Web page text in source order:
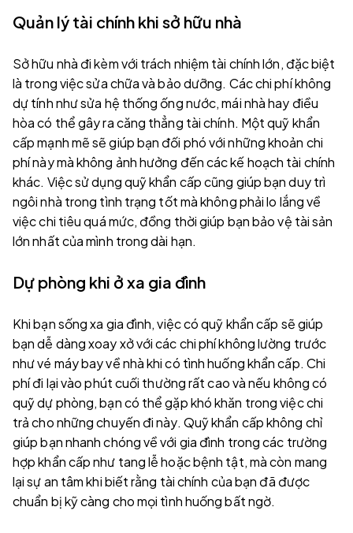
Quản lý tài chính khi sở hữu nhà
Sở hữu nhà đi kèm với trách nhiệm tài chính lớn, đặc biệt
là trong việc sửa chữa và bảo dưỡng. Các chi phí không
dự tính như sửa hệ thống ống nước, mái nhà hay điều
hòa có thể gây ra căng thẳng tài chính. Một quỹ khẩn
cấp mạnh mẽ sẽ giúp bạn đối phó với những khoản chi
phí này mà không ảnh hưởng đến các kế hoạch tài chính
khác. Việc sử dụng quỹ khẩn cấp cũng giúp bạn duy trì
ngôi nhà trong tình trạng tốt mà không phải lo lắng về
việc chi tiêu quá mức, đồng thời giúp bạn bảo vệ tài sản
lớn nhất của mình trong dài hạn.
Dự phòng khi ở xa gia đình
Khi bạn sống xa gia đình, việc có quỹ khẩn cấp sẽ giúp
bạn dễ dàng xoay xở với các chi phí không lường trước
như vé máy bay về nhà khi có tình huống khẩn cấp. Chi
phí đi lại vào phút cuối thường rất cao và nếu không có
quỹ dự phòng, bạn có thể gặp khó khăn trong việc chi
trả cho những chuyến đi này. Quỹ khẩn cấp không chỉ
giúp bạn nhanh chóng về với gia đình trong các trường
hợp khẩn cấp như tang lễ hoặc bệnh tật, mà còn mang
lại sự an tâm khi biết rằng tài chính của bạn đã được
chuẩn bị kỹ càng cho mọi tình huống bất ngờ.